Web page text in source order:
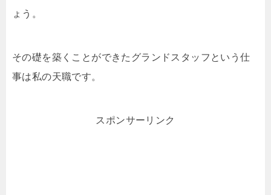
ょう。
その礎を築くことができたグランドスタッフという仕
事は私の天職です。
スポンサーリンク